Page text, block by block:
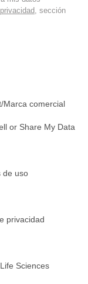
, sección
Marca comercial
or Share My Data
de uso
privacidad
Sciences